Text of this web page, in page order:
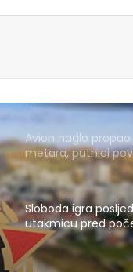
Avion naglo propao
metara, putnici
Sloboda igra
utakmicu pred
Gračanici